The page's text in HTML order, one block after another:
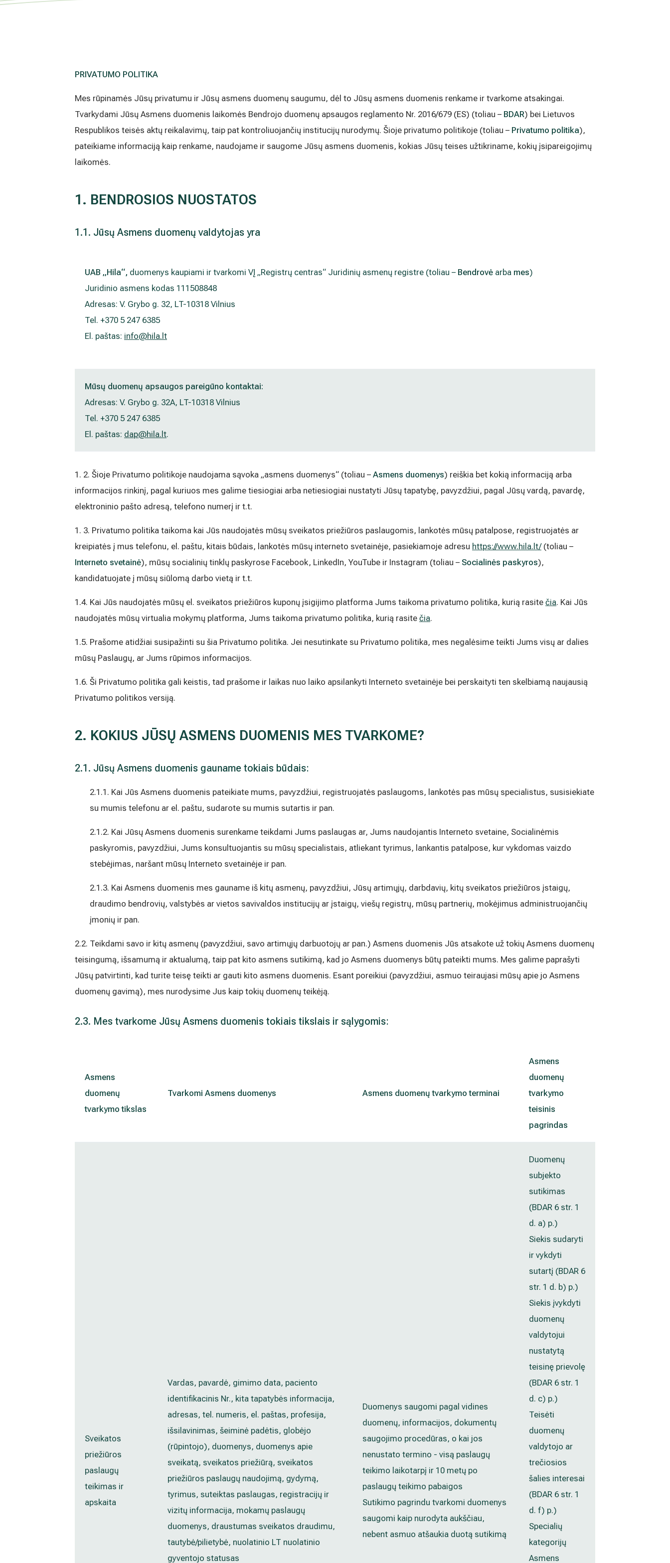
PRIVATUMO POLITIKA
Mes rūpinamės Jūsų privatumu ir Jūsų asmens duomenų saugumu, dėl to Jūsų asmens duomenis renkame ir tvarkome atsakingai.
Tvarkydami Jūsų Asmens duomenis laikomės Bendrojo duomenų apsaugos reglamento Nr. 2016/679 (ES) (toliau – BDAR) bei Lietuvos
Respublikos teisės aktų reikalavimų, taip pat kontroliuojančių institucijų nurodymų. Šioje privatumo politikoje (toliau – Privatumo politika),
pateikiame informaciją kaip renkame, naudojame ir saugome Jūsų asmens duomenis, kokias Jūsų teises užtikriname, kokių įsipareigojimų
laikomės.
1. BENDROSIOS NUOSTATOS
1.1. Jūsų Asmens duomenų valdytojas yra
UAB „Hila“, duomenys kaupiami ir tvarkomi VĮ „Registrų centras“ Juridinių asmenų registre (toliau – Bendrovė arba mes)
Juridinio asmens kodas 111508848
Adresas: V. Grybo g. 32, LT-10318 Vilnius
Tel. +370 5 247 6385
El. paštas: info@hila.lt
Mūsų duomenų apsaugos pareigūno kontaktai:
Adresas: V. Grybo g. 32A, LT-10318 Vilnius
Tel. +370 5 247 6385
El. paštas: dap@hila.lt.
1. 2. Šioje Privatumo politikoje naudojama sąvoka „asmens duomenys“ (toliau – Asmens duomenys) reiškia bet kokią informaciją arba
informacijos rinkinį, pagal kuriuos mes galime tiesiogiai arba netiesiogiai nustatyti Jūsų tapatybę, pavyzdžiui, pagal Jūsų vardą, pavardę,
elektroninio pašto adresą, telefono numerį ir t.t.
1. 3. Privatumo politika taikoma kai Jūs naudojatės mūsų sveikatos priežiūros paslaugomis, lankotės mūsų patalpose, registruojatės ar
kreipiatės į mus telefonu, el. paštu, kitais būdais, lankotės mūsų interneto svetainėje, pasiekiamoje adresu https://www.hila.lt/(toliau –
Interneto svetainė), mūsų socialinių tinklų paskyrose Facebook, LinkedIn, YouTube ir Instagram (toliau – Socialinės paskyros),
kandidatuojate į mūsų siūlomą darbo vietą ir t.t.
1.4. Kai Jūs naudojatės mūsų el. sveikatos priežiūros kuponų įsigijimo platforma Jums taikoma privatumo politika, kurią rasite čia. Kai Jūs
naudojatės mūsų virtualia mokymų platforma, Jums taikoma privatumo politika, kurią rasite čia.
1.5. Prašome atidžiai susipažinti su šia Privatumo politika. Jei nesutinkate su Privatumo politika, mes negalėsime teikti Jums visų ar dalies
mūsų Paslaugų, ar Jums rūpimos informacijos.
1.6. Ši Privatumo politika gali keistis, tad prašome ir laikas nuo laiko apsilankyti Interneto svetainėje bei perskaityti ten skelbiamą naujausią
Privatumo politikos versiją.
2. KOKIUS JŪSŲ ASMENS DUOMENIS MES TVARKOME?
2.1. Jūsų Asmens duomenis gauname tokiais būdais:
2.1.1. Kai Jūs Asmens duomenis pateikiate mums, pavyzdžiui, registruojatės paslaugoms, lankotės pas mūsų specialistus, susisiekiate
su mumis telefonu ar el. paštu, sudarote su mumis sutartis ir pan.
2.1.2. Kai Jūsų Asmens duomenis surenkame teikdami Jums paslaugas ar, Jums naudojantis Interneto svetaine, Socialinėmis
paskyromis, pavyzdžiui, Jums konsultuojantis su mūsų specialistais, atliekant tyrimus, lankantis patalpose, kur vykdomas vaizdo
stebėjimas, naršant mūsų Interneto svetainėje ir pan.
2.1.3. Kai Asmens duomenis mes gauname iš kitų asmenų, pavyzdžiui, Jūsų artimųjų, darbdavių, kitų sveikatos priežiūros įstaigų,
draudimo bendrovių, valstybės ar vietos savivaldos institucijų ar įstaigų, viešų registrų, mūsų partnerių, mokėjimus administruojančių
įmonių ir pan.
2.2. Teikdami savo ir kitų asmenų (pavyzdžiui, savo artimųjų darbuotojų ar pan.) Asmens duomenis Jūs atsakote už tokių Asmens duomenų
teisingumą, išsamumą ir aktualumą, taip pat kito asmens sutikimą, kad jo Asmens duomenys būtų pateikti mums. Mes galime paprašyti
Jūsų patvirtinti, kad turite teisę teikti ar gauti kito asmens duomenis. Esant poreikiui (pavyzdžiui, asmuo teiraujasi mūsų apie jo Asmens
duomenų gavimą), mes nurodysime Jus kaip tokių duomenų teikėją.
2.3. Mes tvarkome Jūsų Asmens duomenis tokiais tikslais ir sąlygomis:
Asmens
duomenų
tvarkymo tikslas
Tvarkomi Asmens duomenys Asmens duomenų tvarkymo terminai
Asmens
duomenų
tvarkymo
teisinis
pagrindas
Sveikatos
priežiūros
paslaugų
teikimas ir
apskaita
Vardas, pavardė, gimimo data, paciento
identifikacinis Nr., kita tapatybės informacija,
adresas, tel. numeris, el. paštas, profesija,
išsilavinimas, šeiminė padėtis, globėjo
(rūpintojo), duomenys, duomenys apie
sveikatą, sveikatos priežiūrą, sveikatos
priežiūros paslaugų naudojimą, gydymą,
tyrimus, suteiktas paslaugas, registracijų ir
vizitų informacija, mokamų paslaugų
duomenys, draustumas sveikatos draudimu,
tautybė/pilietybė, nuolatinio LT nuolatinio
gyventojo statusas
Duomenys saugomi pagal vidines
duomenų, informacijos, dokumentų
saugojimo procedūras, o kai jos
nenustato termino - visą paslaugų
teikimo laikotarpį ir 10 metų po
paslaugų teikimo pabaigos
Sutikimo pagrindu tvarkomi duomenys
saugomi kaip nurodyta aukščiau,
nebent asmuo atšaukia duotą sutikimą
Duomenų
subjekto
sutikimas
(BDAR 6 str. 1
d. a) p.)
Siekis sudaryti
ir vykdyti
sutartį (BDAR 6
str. 1 d. b) p.)
Siekis įvykdyti
duomenų
valdytojui
nustatytą
teisinę prievolę
(BDAR 6 str. 1
d. c) p.)
Teisėti
duomenų
valdytojo ar
trečiosios
šalies interesai
(BDAR 6 str. 1
d. f) p.)
Specialių
kategorijų
Asmens